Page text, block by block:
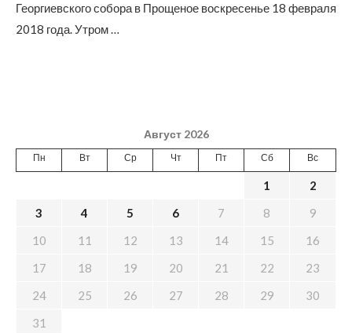
Георгиевского собора в Прощеное воскресенье 18 февраля
2018 года. Утром …
Август 2026
Пн Вт Ср Чт Пт Сб Вс
1
2
3
4 5 6 7 8
9
10
11 12 13 14 15
16
17
18 19 20 21 22
23
24
25 26 27 28 29
30
31